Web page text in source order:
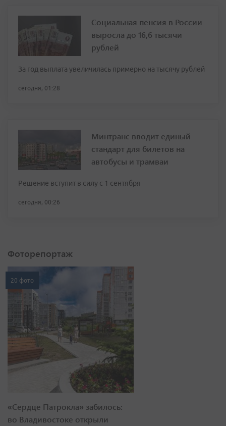
Социальная пенсия в России
выросла до 16,6 тысячи
рублей
За год выплата увеличилась примерно на тысячу рублей
сегодня, 01:28
Минтранс вводит единый
стандарт для билетов на
автобусы и трамваи
Решение вступит в силу с 1 сентября
сегодня, 00:26
Фоторепортаж
20 фото
«Сердце Патрокла» забилось:
во Владивостоке открыли